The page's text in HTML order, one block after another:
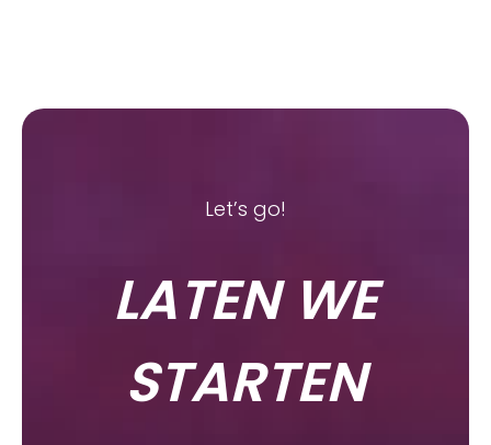
Let’s go!
LATEN WE
STARTEN